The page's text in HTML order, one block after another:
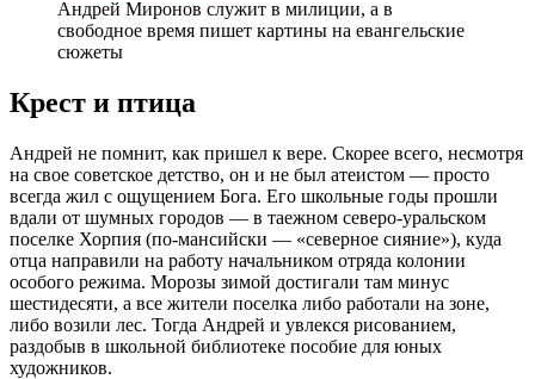
Андрей Миронов служит в милиции, а в
свободное время пишет картины на евангельские
сюжеты
Крест и птица
Андрей не помнит, как пришел к вере. Скорее всего, несмотря
на свое советское детство, он и не был атеистом — просто
всегда жил с ощущением Бога. Его школьные годы прошли
вдали от шумных городов — в таежном северо-уральском
поселке Хорпия (по-мансийски — «северное сияние»), куда
отца направили на работу начальником отряда колонии
особого режима. Морозы зимой достигали там минус
шестидесяти, а все жители поселка либо работали на зоне,
либо возили лес. Тогда Андрей и увлекся рисованием,
раздобыв в школьной библиотеке пособие для юных
художников.